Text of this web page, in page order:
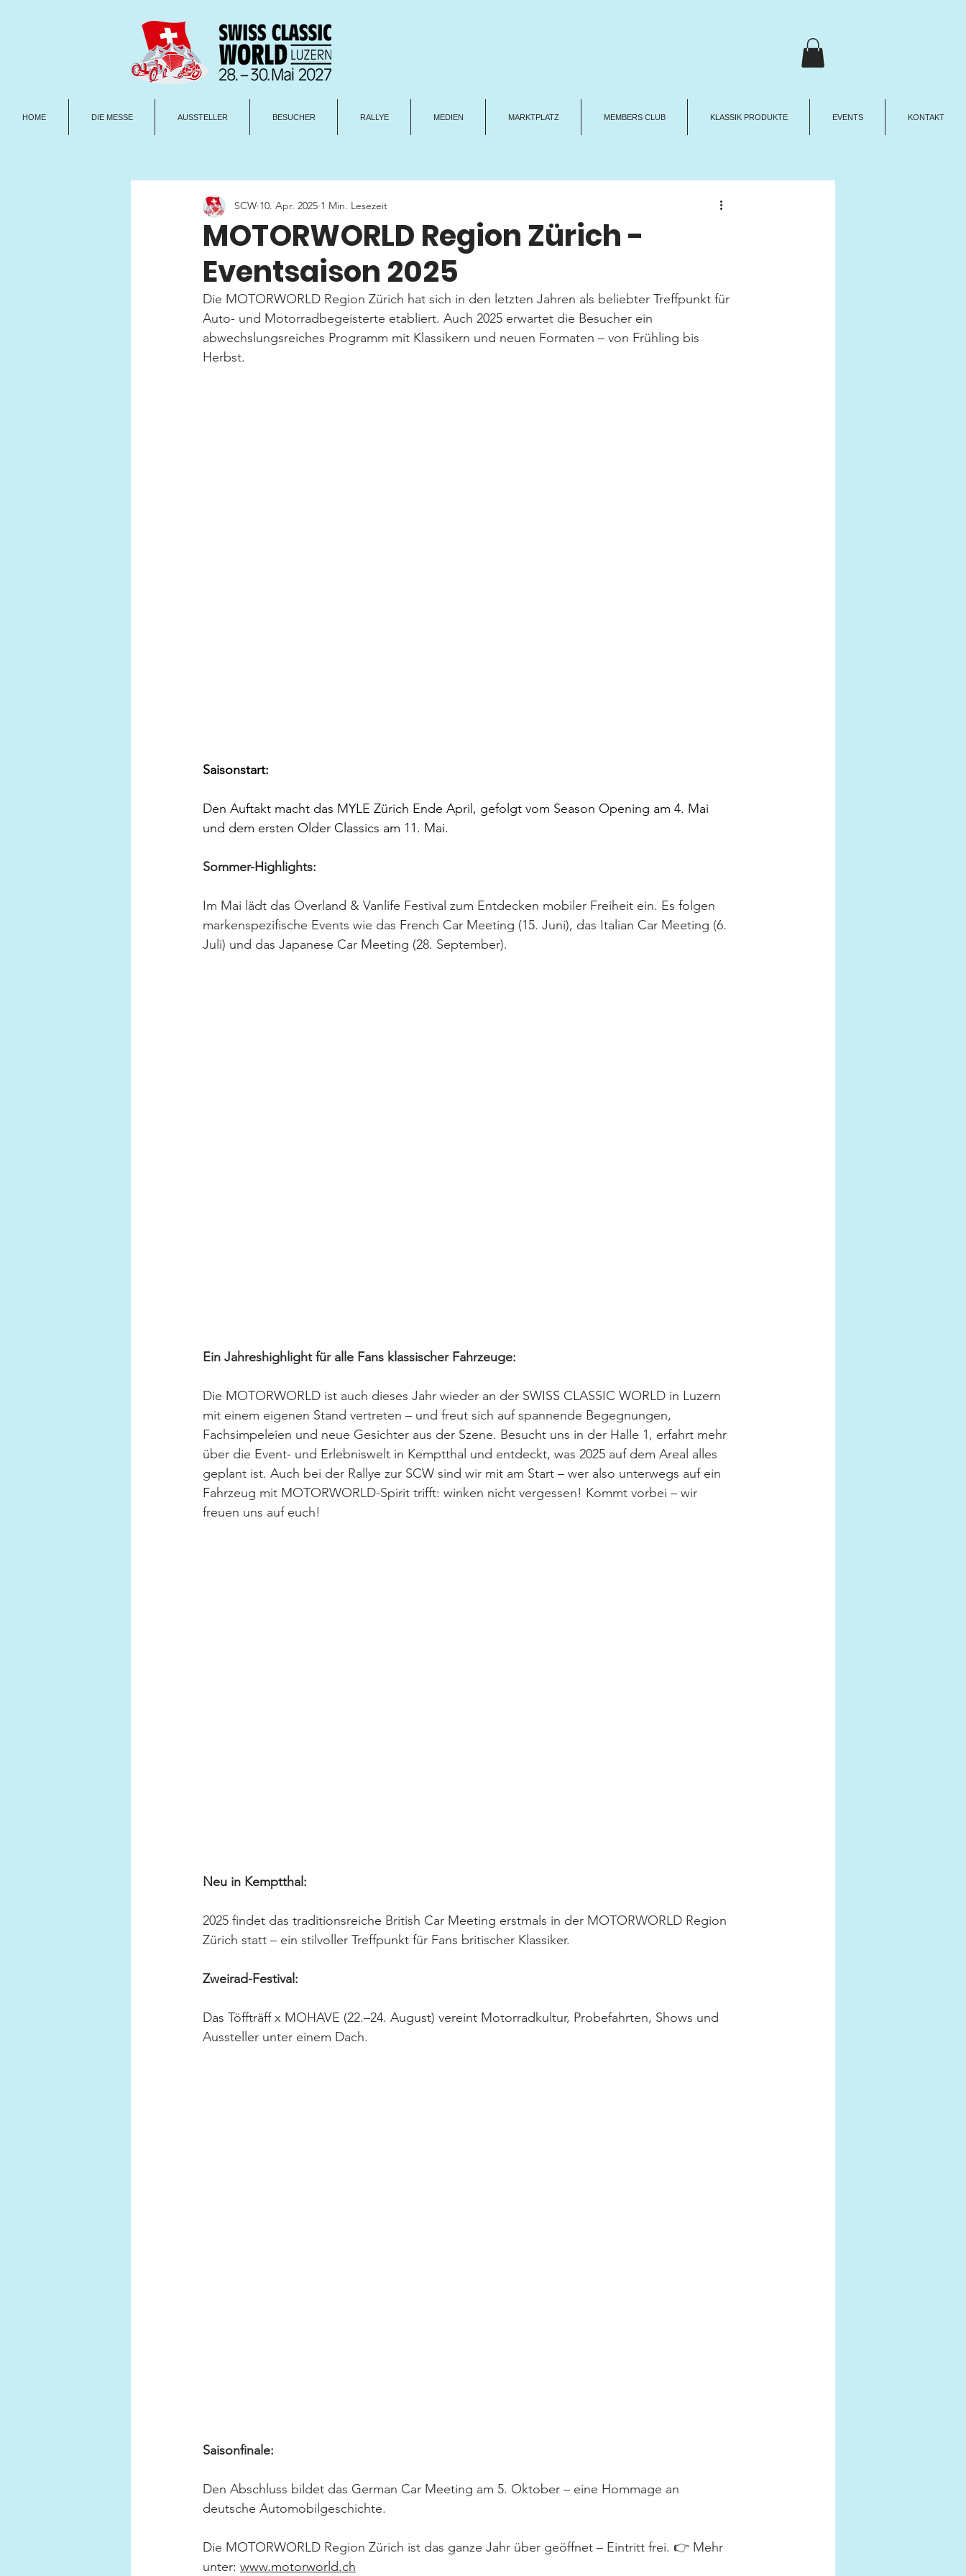
HOME DIE MESSE AUSSTELLER BESUCHER RALLYE MEDIEN MARKTPLATZ MEMBERS CLUB KLASSIK PRODUKTE EVENTS KONTAKT
MOTORWORLD Region Zürich -
Eventsaison 2025
SCW 10. Apr. 2025 1 Min. Lesezeit
Die MOTORWORLD Region Zürich hat sich in den letzten Jahren als beliebter Treffpunkt für
Auto- und Motorradbegeisterte etabliert. Auch 2025 erwartet die Besucher ein
abwechslungsreiches Programm mit Klassikern und neuen Formaten – von Frühling bis
Herbst.
Saisonstart:
Den Auftakt macht das MYLE Zürich Ende April, gefolgt vom Season Opening am 4. Mai
und dem ersten Older Classics am 11. Mai.
Sommer-Highlights:
Im Mai lädt das Overland & Vanlife Festival zum Entdecken mobiler Freiheit ein. Es folgen
markenspezifische Events wie das French Car Meeting (15. Juni), das Italian Car Meeting (6.
Juli) und das Japanese Car Meeting (28. September).
Ein Jahreshighlight für alle Fans klassischer Fahrzeuge:
Die MOTORWORLD ist auch dieses Jahr wieder an der SWISS CLASSIC WORLD in Luzern
mit einem eigenen Stand vertreten – und freut sich auf spannende Begegnungen,
Fachsimpeleien und neue Gesichter aus der Szene. Besucht uns in der Halle 1, erfahrt mehr
über die Event- und Erlebniswelt in Kemptthal und entdeckt, was 2025 auf dem Areal alles
geplant ist. Auch bei der Rallye zur SCW sind wir mit am Start – wer also unterwegs auf ein
Fahrzeug mit MOTORWORLD-Spirit trifft: winken nicht vergessen! Kommt vorbei – wir
freuen uns auf euch!
Neu in Kemptthal:
2025 findet das traditionsreiche British Car Meeting erstmals in der MOTORWORLD Region
Zürich statt – ein stilvoller Treffpunkt für Fans britischer Klassiker.
Zweirad-Festival:
Das Töffträff x MOHAVE (22.–24. August) vereint Motorradkultur, Probefahrten, Shows und
Aussteller unter einem Dach.
Saisonfinale:
Den Abschluss bildet das German Car Meeting am 5. Oktober – eine Hommage an
deutsche Automobilgeschichte.
Die MOTORWORLD Region Zürich ist das ganze Jahr über geöffnet – Eintritt frei. 👉 Mehr
unter: www.motorworld.ch